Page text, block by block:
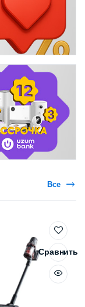
Все
Сравнить